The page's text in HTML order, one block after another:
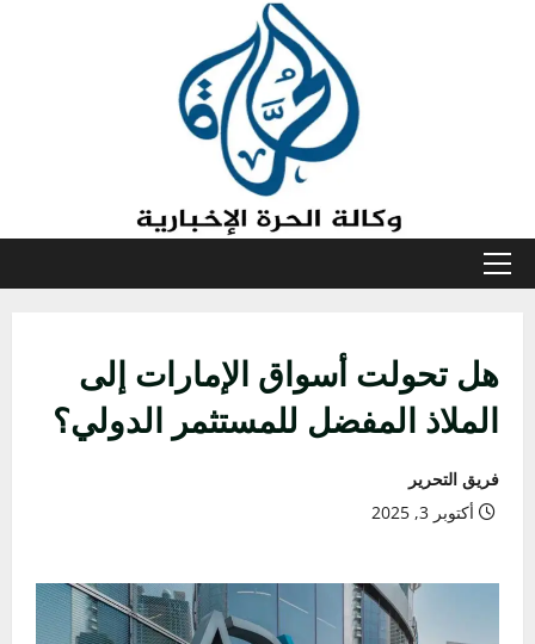
القائمة
هل تحولت أسواق الإمارات إلى
الملاذ المفضل للمستثمر الدولي؟
فريق التحرير
أكتوبر 3, 2025